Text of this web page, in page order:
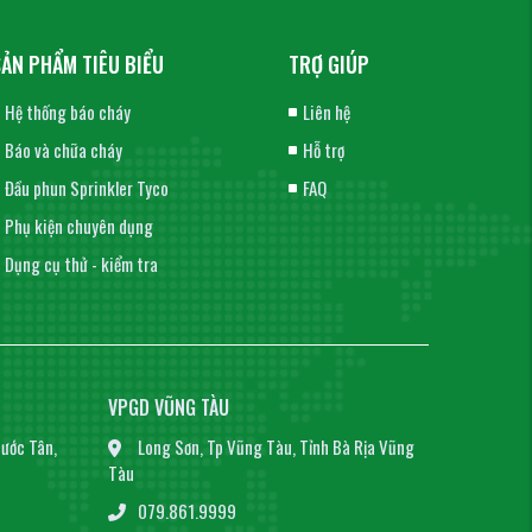
PHẨM TIÊU BIỂU
Hệ thống báo cháy
Báo và chữa cháy
Đầu phun Sprinkler Tyco
Phụ kiện chuyên dụng
Dụng cụ thử - kiểm tra
TRỢ GIÚP
Liên hệ
Hỗ trợ
FAQ
Tân,
VPGD VŨNG TÀU
Long Sơn, Tp Vũng Tàu, Tỉnh Bà Rịa Vũng
Tàu
079.861.9999